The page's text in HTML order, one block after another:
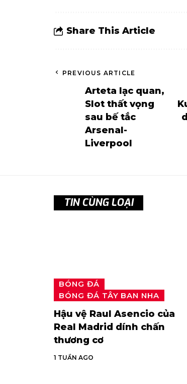
Share This Article
PREVIOUS ARTICLE
Arteta lạc quan,
Slot thất vọng
sau bế tắc
Arsenal-
Liverpool
TIN CÙNG LOẠI
BÓNG ĐÁ
BÓNG ĐÁ TÂY BAN NHA
Hậu vệ Raul Asencio của
Real Madrid dính chấn
thương cơ
1 TUẦN AGO